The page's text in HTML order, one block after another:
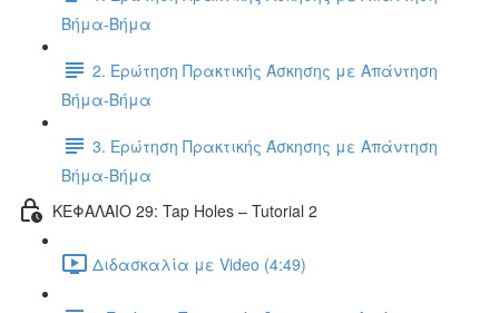
Βήμα-Βήμα
2. Ερώτηση Πρακτικής Άσκησης με Απάντηση
Βήμα-Βήμα
3. Ερώτηση Πρακτικής Άσκησης με Απάντηση
Βήμα-Βήμα
ΚΕΦΑΛΑΙΟ 29: Tap Holes – Tutorial 2
Διδασκαλία με Video (4:49)